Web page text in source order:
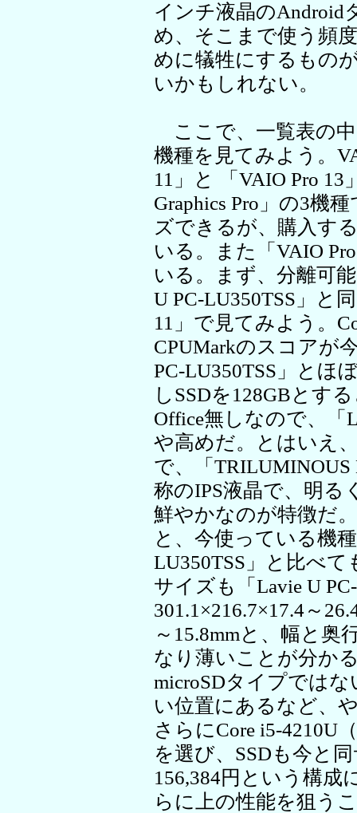
インチ液晶のAndroid
め、そこまで使う頻
めに犠牲にするもの
いかもしれない。
ここで、一覧表の
機種を見てみよう。
11」と 「VAIO Pro 13
Graphics Pro」の3機
ズできるが、購入す
いる。また「VAIO
いる。まず、分離可
U PC-LU350TSS」と
11」で見てみよう。
CPUMarkのスコアが
PC-LU350TSS」とほ
しSSDを128GBとす
Office無しなので、「
や高めだ。とはいえ
で、「
称のIPS液晶で、明る
鮮やかなのが特徴だ
と、今使っている機
LU350TSS」と比べ
サイズも「Lavie U
301.1×216.7×17.4～
～15.8mmと、幅と
なり薄いことが分か
microSDタイプでは
い位置にあるなど、
さらにCore i5-4210U
を選び、SSDも今と
156,384円という構
らに上の性能を狙う